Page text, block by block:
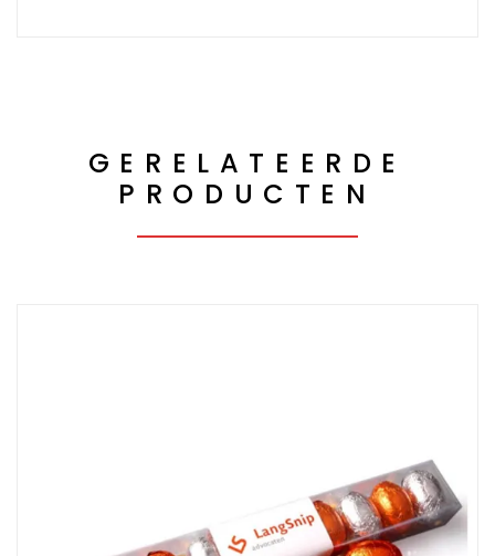
GERELATEERDE
PRODUCTEN